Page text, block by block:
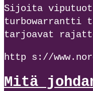
Sijoita
turbowarrantti
tarjoavat
http s://
Mitä